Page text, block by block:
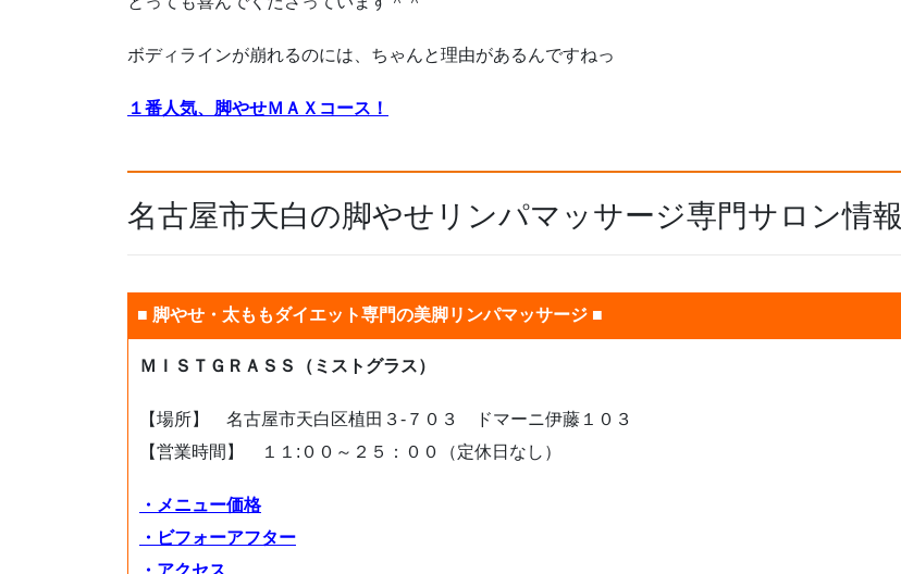
ボディラインが崩れるのには、ちゃんと理由があるんですねっ
１番人気、脚やせＭＡＸコース！
名古屋市天白の脚やせリンパマッサージ専門サロン情報
■ 脚やせ・太ももダイエット専門の美脚リンパマッサージ ■
ＭＩＳＴＧＲＡＳＳ（ミストグラス）
【場所】 名古屋市天白区植田３-７０３ ドマーニ伊藤１０３
【営業時間】 １１:００～２５：００（定休日なし）
・メニュー価格
・ビフォーアフター
・アクセス